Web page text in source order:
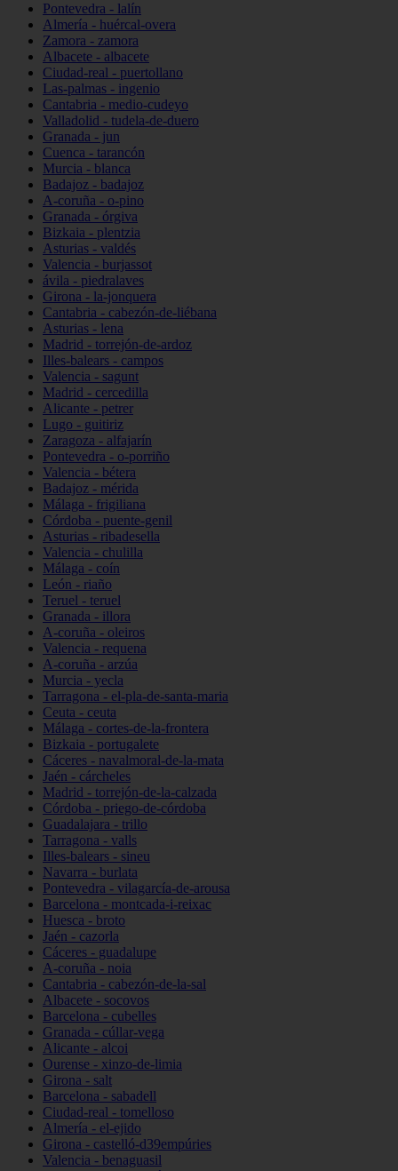
Pontevedra - lalín
Almería - huércal-overa
Zamora - zamora
Albacete - albacete
Ciudad-real - puertollano
Las-palmas - ingenio
Cantabria - medio-cudeyo
Valladolid - tudela-de-duero
Granada - jun
Cuenca - tarancón
Murcia - blanca
Badajoz - badajoz
A-coruña - o-pino
Granada - órgiva
Bizkaia - plentzia
Asturias - valdés
Valencia - burjassot
ávila - piedralaves
Girona - la-jonquera
Cantabria - cabezón-de-liébana
Asturias - lena
Madrid - torrejón-de-ardoz
Illes-balears - campos
Valencia - sagunt
Madrid - cercedilla
Alicante - petrer
Lugo - guitiriz
Zaragoza - alfajarín
Pontevedra - o-porriño
Valencia - bétera
Badajoz - mérida
Málaga - frigiliana
Córdoba - puente-genil
Asturias - ribadesella
Valencia - chulilla
Málaga - coín
León - riaño
Teruel - teruel
Granada - illora
A-coruña - oleiros
Valencia - requena
A-coruña - arzúa
Murcia - yecla
Tarragona - el-pla-de-santa-maria
Ceuta - ceuta
Málaga - cortes-de-la-frontera
Bizkaia - portugalete
Cáceres - navalmoral-de-la-mata
Jaén - cárcheles
Madrid - torrejón-de-la-calzada
Córdoba - priego-de-córdoba
Guadalajara - trillo
Tarragona - valls
Illes-balears - sineu
Navarra - burlata
Pontevedra - vilagarcía-de-arousa
Barcelona - montcada-i-reixac
Huesca - broto
Jaén - cazorla
Cáceres - guadalupe
A-coruña - noia
Cantabria - cabezón-de-la-sal
Albacete - socovos
Barcelona - cubelles
Granada - cúllar-vega
Alicante - alcoi
Ourense - xinzo-de-limia
Girona - salt
Barcelona - sabadell
Ciudad-real - tomelloso
Almería - el-ejido
Girona - castelló-d39empúries
Valencia - benaguasil